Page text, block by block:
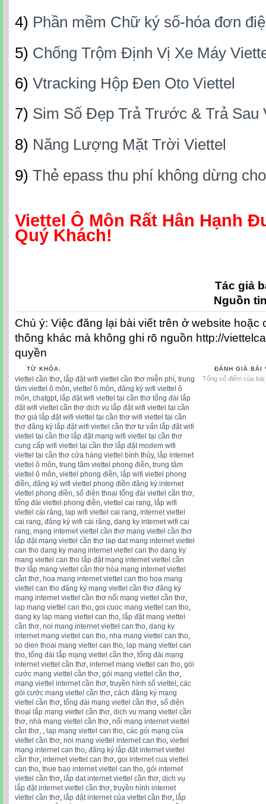
4) Phần mềm Chữ ký số-hóa đơn
5) Chống Trộm Định Vị Xe Máy
6) Vtracking Hộp Đen Oto Viettel
7) Sim Số Đẹp Trả Trước & Trả Sau
8) Năng Lượng Mặt Trời Viettel
9) Thẻ epass thu phí không dừng
Viettel Ô Môn Rất Hân Hạnh
Quý Khách!
Tác giả
Nguồn
Chú ý: Việc đăng lại bài viết trên ở website
thông khác mà không ghi rõ nguồn http://
quyền
TỪ KHÓA:
viettel cần thơ lắp đặt wifi viettel cần thơ miễn phí trung
tâm viettel ô môn viettel ô môn đăng ký wifi viettel ô
môn chatgpt lắp đặt wifi viettel tại cần thơ tổng đài lắp
đặt wifi viettel cần thơ dịch vụ lắp đặt wifi viettel tại cần
thơ giá lắp đặt wifi viettel tại cần thơ wifi viettel tại cần
thơ đăng ký lắp đặt wifi viettel cần thơ tư vấn lắp đặt wifi
viettel tại cần thơ lắp đặt mạng wifi viettel tại cần thơ
cung cấp wifi viettel tại cần thơ lắp đặt modem wifi
viettel tại cần thơ cửa hàng viettel bình thủy, lắp internet
viettel ô môn trung tâm viettel phong điền trung tâm
viettel ô môn viettel phong điền lắp wifi viettel phong
điền đăng ký wifi viettel phong điền đăng ký internet
viettel phong điền số điện thoại tổng đài viettel cần thơ
tổng đài viettel phong điền viettel cai rang lắp wifi
viettel cái răng lap wifi viettel cai rang internet viettel
cai rang đăng ký wifi cái răng dang ky internet wifi cai
rang mạng internet viettel cần thơ mạng viettel cần thơ
lắp đặt mạng viettel cần thơ lap dat mang internet viettel
can tho dang ky mang internet viettel can tho dang ky
mang viettel can tho lắp đặt mạng internet viettel cần
thơ lắp mang viettel cần thơ hòa mạng internet viettel
cần thơ hoa mang internet viettel can tho hoa mang
viettel can tho đăng ký mạng viettel cần thơ đăng ký
mạng internet viettel cần thơ nối mạng viettel cần thơ
lap mang viettel can tho goi cuoc mang viettel can tho
dang ky lap mang viettel can tho lắp đặt mang viettel
cần thơ noi mang internet viettel can tho dang ky
internet mang viettel can tho nha mang viettel can tho
so dien thoai mang viettel can tho lap mang viettel can
tho tổng đài lắp mạng viettel cần thơ tổng đài mạng
internet viettel cần thơ internet mang viettel can tho gói
cước mạng viettel cần thơ gói mạng viettel cần thơ
mạng viettel internet cần thơ truyền hình số viettel các
gói cước mạng viettel cần thơ cách đăng ký mạng
viettel cần thơ tổng đài mạng viettel cần thơ số điện
thoại lắp mạng viettel cần thơ dich vu mang viettel cần
thơ nhà mạng viettel cần thơ nối mạng internet viettel
cần thơ
lap mạng viettel can tho các gói mạng của
viettel cần thơ noi mang viettel internet can tho viettel
mạng internet can tho đăng ký lắp đặt internet viettel
cần thơ internet viettel can thơ goi internet cua viettel
can tho thue bao internet viettel can tho gói internet
viettel cần thơ lắp dat internet viettel cần thơ dịch vụ
lắp đặt internet viettel cần thơ truyền hình internet
viettel cần thơ lắp đặt internet của viettel cần thơ lắp
ĐÁNH GIÁ BÀI
Tổng số điểm của